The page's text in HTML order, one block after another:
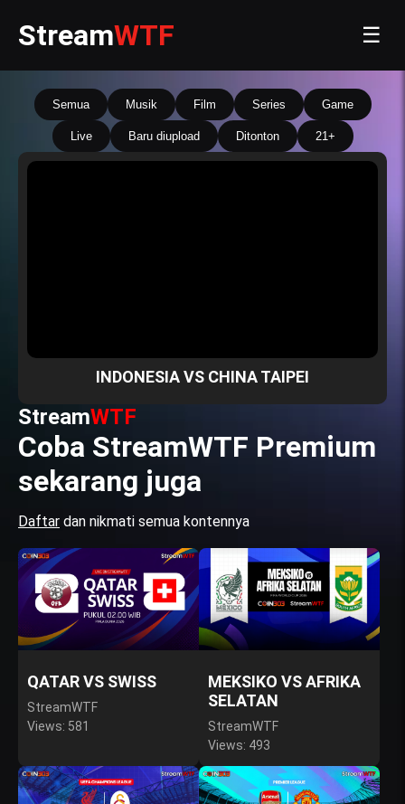
StreamWTF ☰
Semua Musik Film Series Game
Live Baru diupload Ditonton 21+
INDONESIA VS CHINA TAIPEI
StreamWTF
Coba StreamWTF Premium
sekarang juga
Daftar dan nikmati semua kontennya
QATAR VS SWISS
StreamWTF
Views: 581
MEKSIKO VS AFRIKA
SELATAN
StreamWTF
Views: 493